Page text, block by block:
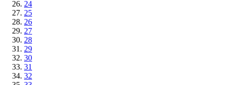
24
25
26
27
28
29
30
31
32